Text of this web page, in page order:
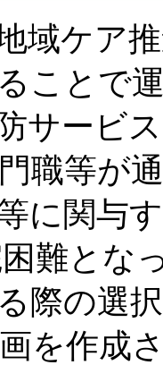
域ケア
ことで
サービ
職等が
に関与
難とな
際の選
を作成